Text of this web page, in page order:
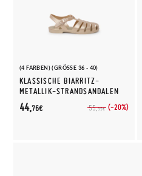
(4 FARBEN) (GRÖSSE 36 - 40)
KLASSISCHE BIARRITZ-
METALLIK-STRANDSANDALEN
55,95€ (-20%)
44,76€